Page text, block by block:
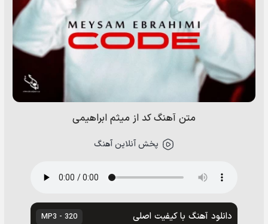
متن آهنگ کد از میثم ابراهیمی
پخش آنلاین آهنگ
دانلود آهنگ با کیفیت اصلی 320 - MP3